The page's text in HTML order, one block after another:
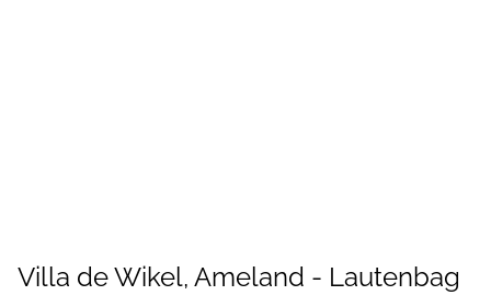
Villa de Wikel, Ameland - Lautenbag